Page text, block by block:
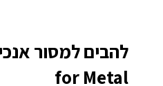
for Metal